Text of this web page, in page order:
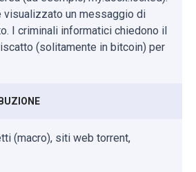
visualizzato un messaggio di
I criminali informatici chiedono il
(solitamente in bitcoin) per
(macro), siti web torrent,